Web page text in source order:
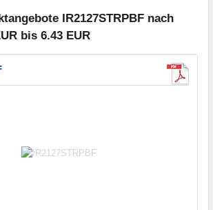
IR2127STRPBF nach
bis 6.43 EUR